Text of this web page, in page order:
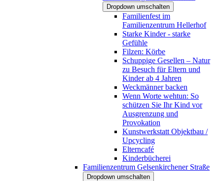
Dropdown umschalten
Familienfest im
Familienzentrum Hellerhof
Starke Kinder - starke
Gefühle
Filzen: Körbe
Schuppige Gesellen – Natur
zu Besuch für Eltern und
Kinder ab 4 Jahren
Weckmänner backen
Wenn Worte wehtun: So
schützen Sie Ihr Kind vor
Ausgrenzung und
Provokation
Kunstwerkstatt Objektbau /
Upcycling
Elterncafé
Kinderbücherei
Familienzentrum Gelsenkirchener Straße
Dropdown umschalten